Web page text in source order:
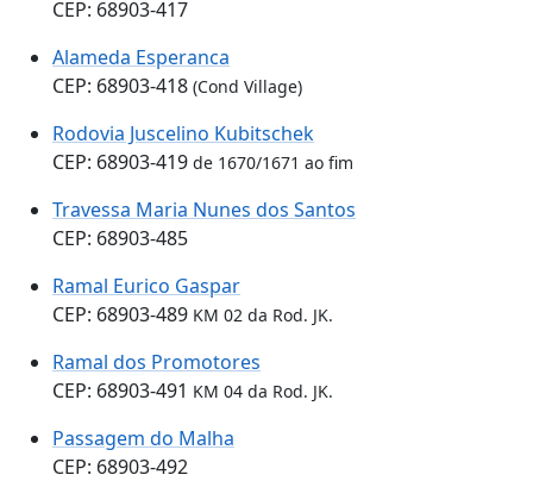
CEP: 68903-417
Alameda Esperanca
CEP: 68903-418 (Cond Village)
Rodovia Juscelino Kubitschek
CEP: 68903-419 de 1670/1671 ao fim
Travessa Maria Nunes dos Santos
CEP: 68903-485
Ramal Eurico Gaspar
CEP: 68903-489 KM 02 da Rod. JK.
Ramal dos Promotores
CEP: 68903-491 KM 04 da Rod. JK.
Passagem do Malha
CEP: 68903-492